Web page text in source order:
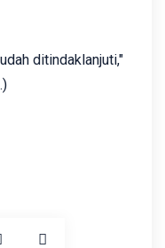
ditindaklanjuti,"